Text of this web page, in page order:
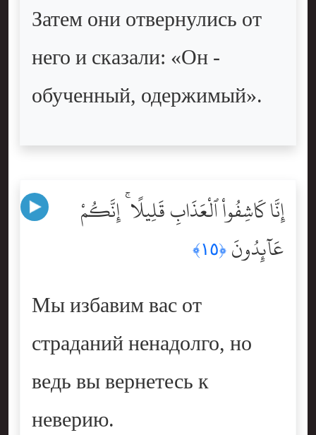
Затем они отвернулись от
него и сказали: «Он -
обученный, одержимый».
إِنَّا كَاشِفُواْ ٱلْعَذَابِ قَلِيلًا ۚ إِنَّكُمْ
عَآئِدُونَ ﴿١٥﴾
Мы избавим вас от
страданий ненадолго, но
ведь вы вернетесь к
неверию.